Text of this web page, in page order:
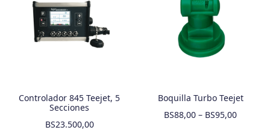
Controlador 845 Teejet, 5
Secciones
BS23.500,00
Boquilla Turbo Teejet
BS88,00 – BS95,00